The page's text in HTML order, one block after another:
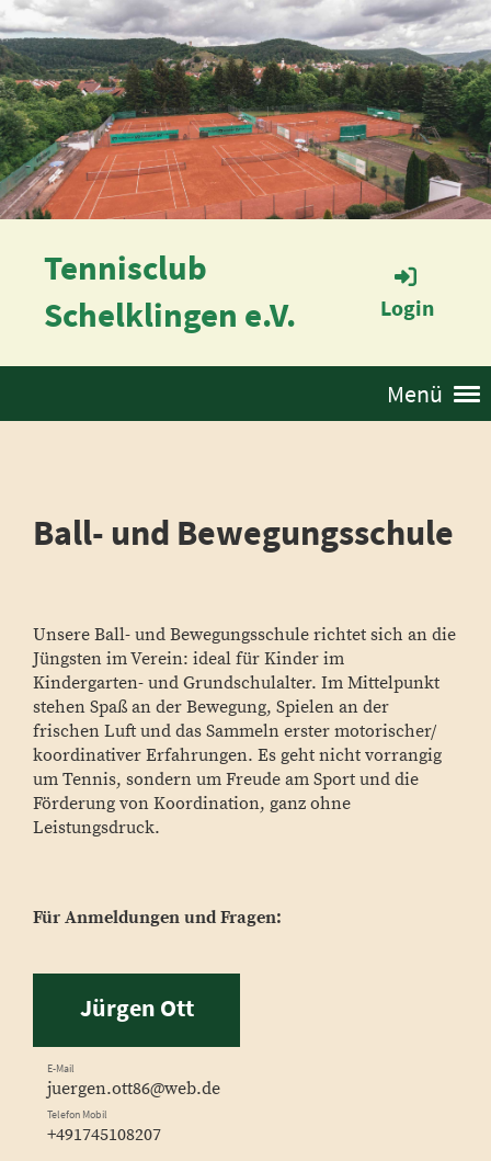
Tennisclub
Schelklingen e.V.
Login
Menü
Ball- und Bewegungsschule
Unsere Ball- und Bewegungsschule richtet sich an die
Jüngsten im Verein: ideal für Kinder im
Kindergarten- und Grundschulalter. Im Mittelpunkt
stehen Spaß an der Bewegung, Spielen an der
frischen Luft und das Sammeln erster motorischer/
koordinativer Erfahrungen. Es geht nicht vorrangig
um Tennis, sondern um Freude am Sport und die
Förderung von Koordination, ganz ohne
Leistungsdruck.
Für Anmeldungen und Fragen:
Jürgen Ott
E-Mail
juergen.ott86@web.de
Telefon Mobil
+491745108207